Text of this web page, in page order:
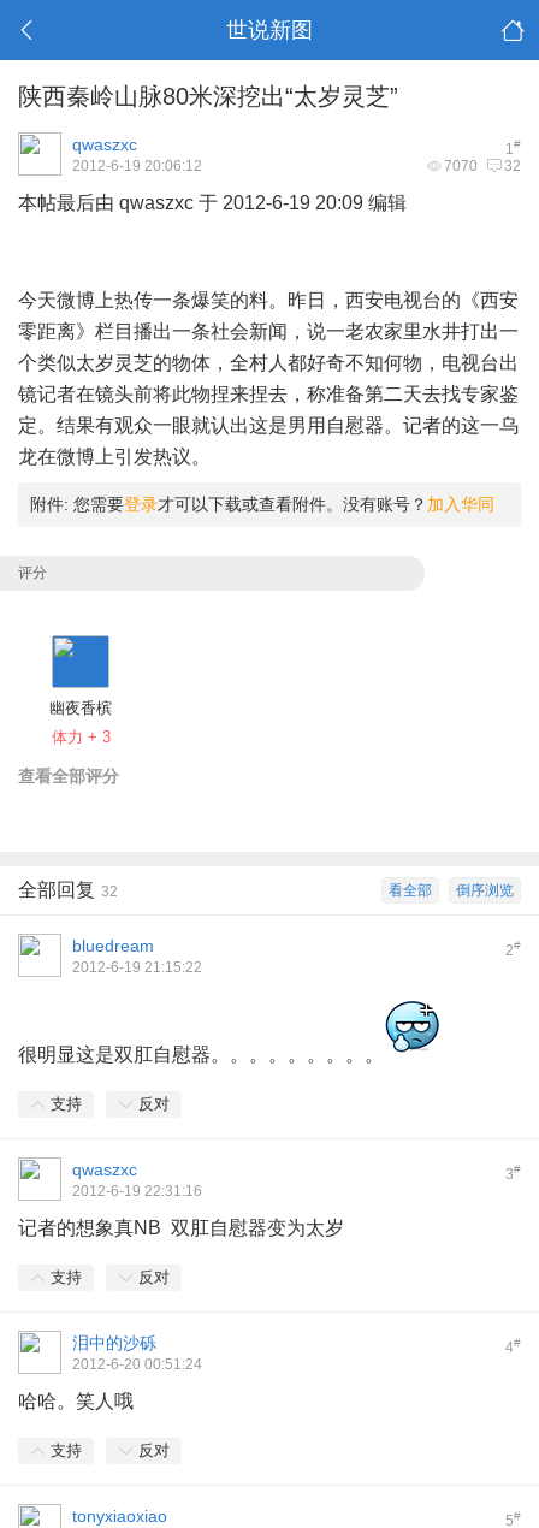
世说新图
陕西秦岭山脉80米深挖出“太岁灵芝”
1#
qwaszxc
7070 32
2012-6-19 20:06:12
本帖最后由 qwaszxc 于 2012-6-19 20:09 编辑
今天微博上热传一条爆笑的料。昨日，西安电视台的《西安
零距离》栏目播出一条社会新闻，说一老农家里水井打出一
个类似太岁灵芝的物体，全村人都好奇不知何物，电视台出
镜记者在镜头前将此物捏来捏去，称准备第二天去找专家鉴
定。结果有观众一眼就认出这是男用自慰器。记者的这一乌
龙在微博上引发热议。
附件: 您需要登录才可以下载或查看附件。没有账号？ 加入华同
评分
幽夜香槟
体力 + 3
查看全部评分
倒序浏览
看全部
全部回复 32
2#
bluedream
2012-6-19 21:15:22
很明显这是双肛自慰器。。。。。。。。。
支持 反对
3#
qwaszxc
2012-6-19 22:31:16
记者的想象真NB 双肛自慰器变为太岁
支持 反对
4#
泪中的沙砾
2012-6-20 00:51:24
哈哈。笑人哦
支持 反对
5#
tonyxiaoxiao